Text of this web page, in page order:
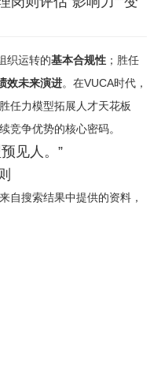
织运转的基本合规性；胜任
效未来演进。在VUCA时代，
任力模型拓展人才天花板
争优势的核心密码。
见人。”
自搜索结果中提供的资料，